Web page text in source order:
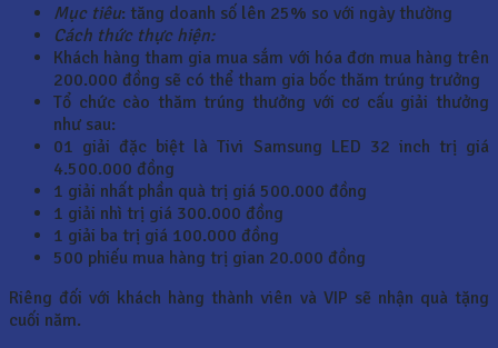
Mục tiêu: tăng doanh số lên 25% so với ngày thường
Cách thức thực hiện:
Khách hàng tham gia mua sắm với hóa đơn mua hàng trên
200.000 đồng sẽ có thể tham gia bốc thăm trúng trưởng
Tổ chức cào thăm trúng thưởng với cơ cấu giải thưởng
như sau:
01 giải đặc biệt là Tivi Samsung LED 32 inch trị giá
4.500.000 đồng
1 giải nhất phần quà trị giá 500.000 đồng
1 giải nhì trị giá 300.000 đồng
1 giải ba trị giá 100.000 đồng
500 phiếu mua hàng trị gian 20.000 đồng
Riêng đối với khách hàng thành viên và VIP sẽ nhận quà tặng
cuối năm.